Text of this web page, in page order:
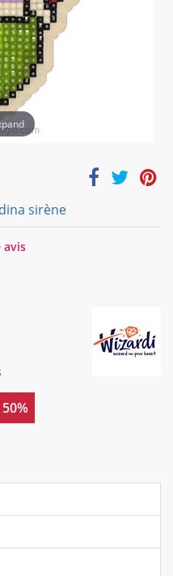
sirène
avis